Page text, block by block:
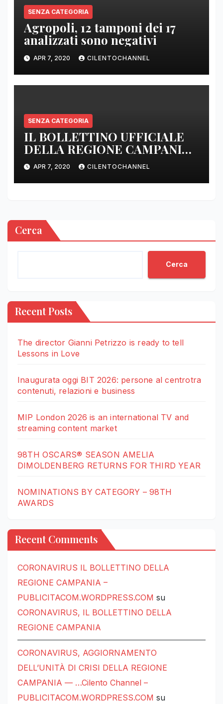
SENZA CATEGORIA
Agropoli, 12 tamponi dei 17
analizzati sono negativi
APR 7, 2020 CILENTOCHANNEL
SENZA CATEGORIA
IL BOLLETTINO UFFICIALE
DELLA REGIONE CAMPANIA
DELLE ORE 22.00
APR 7, 2020 CILENTOCHANNEL
Cerca
Cerca
Recent Posts
The director Gianni Petrizzo is ready to tell
Lessons in Love
Inaugurata oggi BIT 2026: persone al centrotra
contenuti, relazioni e business
MIP London 2026 is an international TV and
streaming content market
98TH OSCARS® SEASON AMELIA
DIMOLDENBERG RETURNS FOR THIRD YEAR
NOMINATIONS BY CATEGORY – 98TH
AWARDS
Recent Comments
CORONAVIRUS IL BOLLETTINO DELLA
REGIONE CAMPANIA –
PUBLICITACOM.WORDPRESS.COM su
CORONAVIRUS, IL BOLLETTINO DELLA
REGIONE CAMPANIA
CORONAVIRUS, AGGIORNAMENTO
DELL’UNITÀ DI CRISI DELLA REGIONE
CAMPANIA — …Cilento Channel –
PUBLICITACOM.WORDPRESS.COM su